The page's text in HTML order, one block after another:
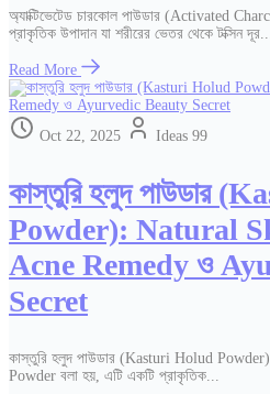
অ্যাক্টিভেটেড চারকোল পাউডার (Activated
প্রাকৃতিক উপাদান যা শরীরের ভেতর থেকে টক্সিন
Read More
Oct 22, 2025 Ideas 99
কাস্তুরি হলুদ পাউডার
Powder): Natural
Acne Remedy ও
Secret
কাস্তুরি হলুদ পাউডার (Kasturi Holud
Powder বলা হয়, এটি একটি প্রাকৃতিক...